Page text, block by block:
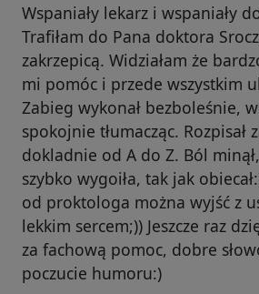
Wspaniały lekarz i wspaniały
Trafiłam do Pana doktora
zakrzepicą. Widziałam że
mi pomóc i przede wszystkim
Zabieg wykonał bezboleśnie,
spokojnie tłumacząc. Rozpisał
dokladnie od A do Z. Ból
szybko wygoiła, tak jak
od proktologa można wyjść z
lekkim sercem;)) Jeszcze raz
za fachową pomoc, dobre
poczucie humoru:)